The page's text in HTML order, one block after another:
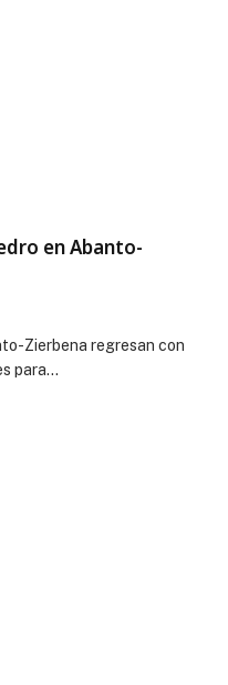
en Abanto-
Zierbena regresan con
para…